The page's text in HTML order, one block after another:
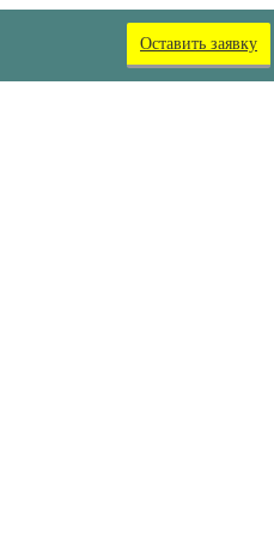
Оставить заявку